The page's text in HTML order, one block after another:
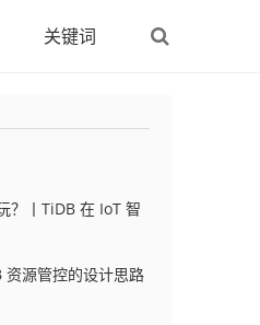
关键词
？丨TiDB 在 IoT 智
资源管控的设计思路